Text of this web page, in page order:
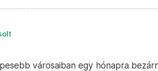
városaiban egy hónapra